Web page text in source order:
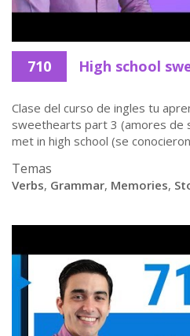
710 High school
Clase del curso de ingles tu
sweethearts part 3 (amores de
met in high school (se conocieron
Temas
Verbs, Grammar, Memories,